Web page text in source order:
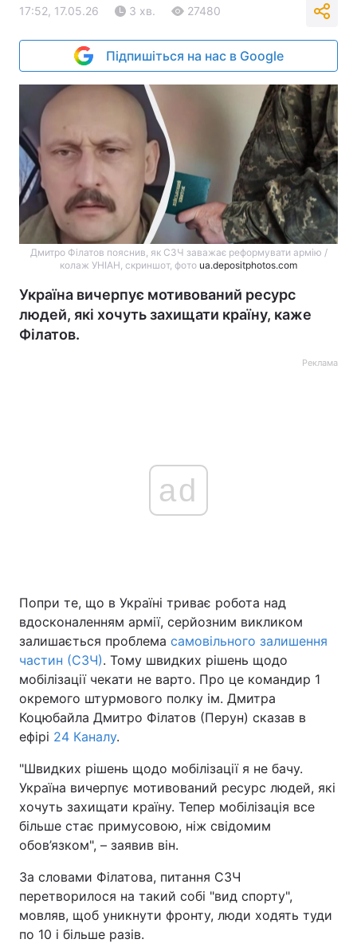
17:52, 17.05.26 3 хв. 27480
Підпишіться на нас в Google
Дмитро Філатов пояснив, як СЗЧ заважає реформувати армію /
колаж УНІАН, скриншот, фото ua.depositphotos.com
Україна вичерпує мотивований ресурс
людей, які хочуть захищати країну, каже
Філатов.
Реклама
ad
Попри те, що в Україні триває робота над
вдосконаленням армії, серйозним викликом
залишається проблема самовільного залишення
частин (СЗЧ). Тому швидких рішень щодо
мобілізації чекати не варто. Про це командир 1
окремого штурмового полку ім. Дмитра
Коцюбайла Дмитро Філатов (Перун) сказав в
ефірі 24 Каналу.
"Швидких рішень щодо мобілізації я не бачу.
Україна вичерпує мотивований ресурс людей, які
хочуть захищати країну. Тепер мобілізація все
більше стає примусовою, ніж свідомим
обов’язком", – заявив він.
За словами Філатова, питання СЗЧ
перетворилося на такий собі "вид спорту",
мовляв, щоб уникнути фронту, люди ходять туди
по 10 і більше разів.